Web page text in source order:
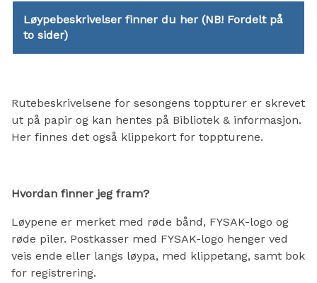
Løypebeskrivelser finner du her (NB! Fordelt på
to sider)
Rutebeskrivelsene for sesongens toppturer er skrevet
ut på papir og kan hentes på Bibliotek & informasjon.
Her finnes det også klippekort for toppturene.
Hvordan finner jeg fram?
Løypene er merket med røde bånd, FYSAK-logo og
røde piler. Postkasser med FYSAK-logo henger ved
veis ende eller langs løypa, med klippetang, samt bok
for registrering.